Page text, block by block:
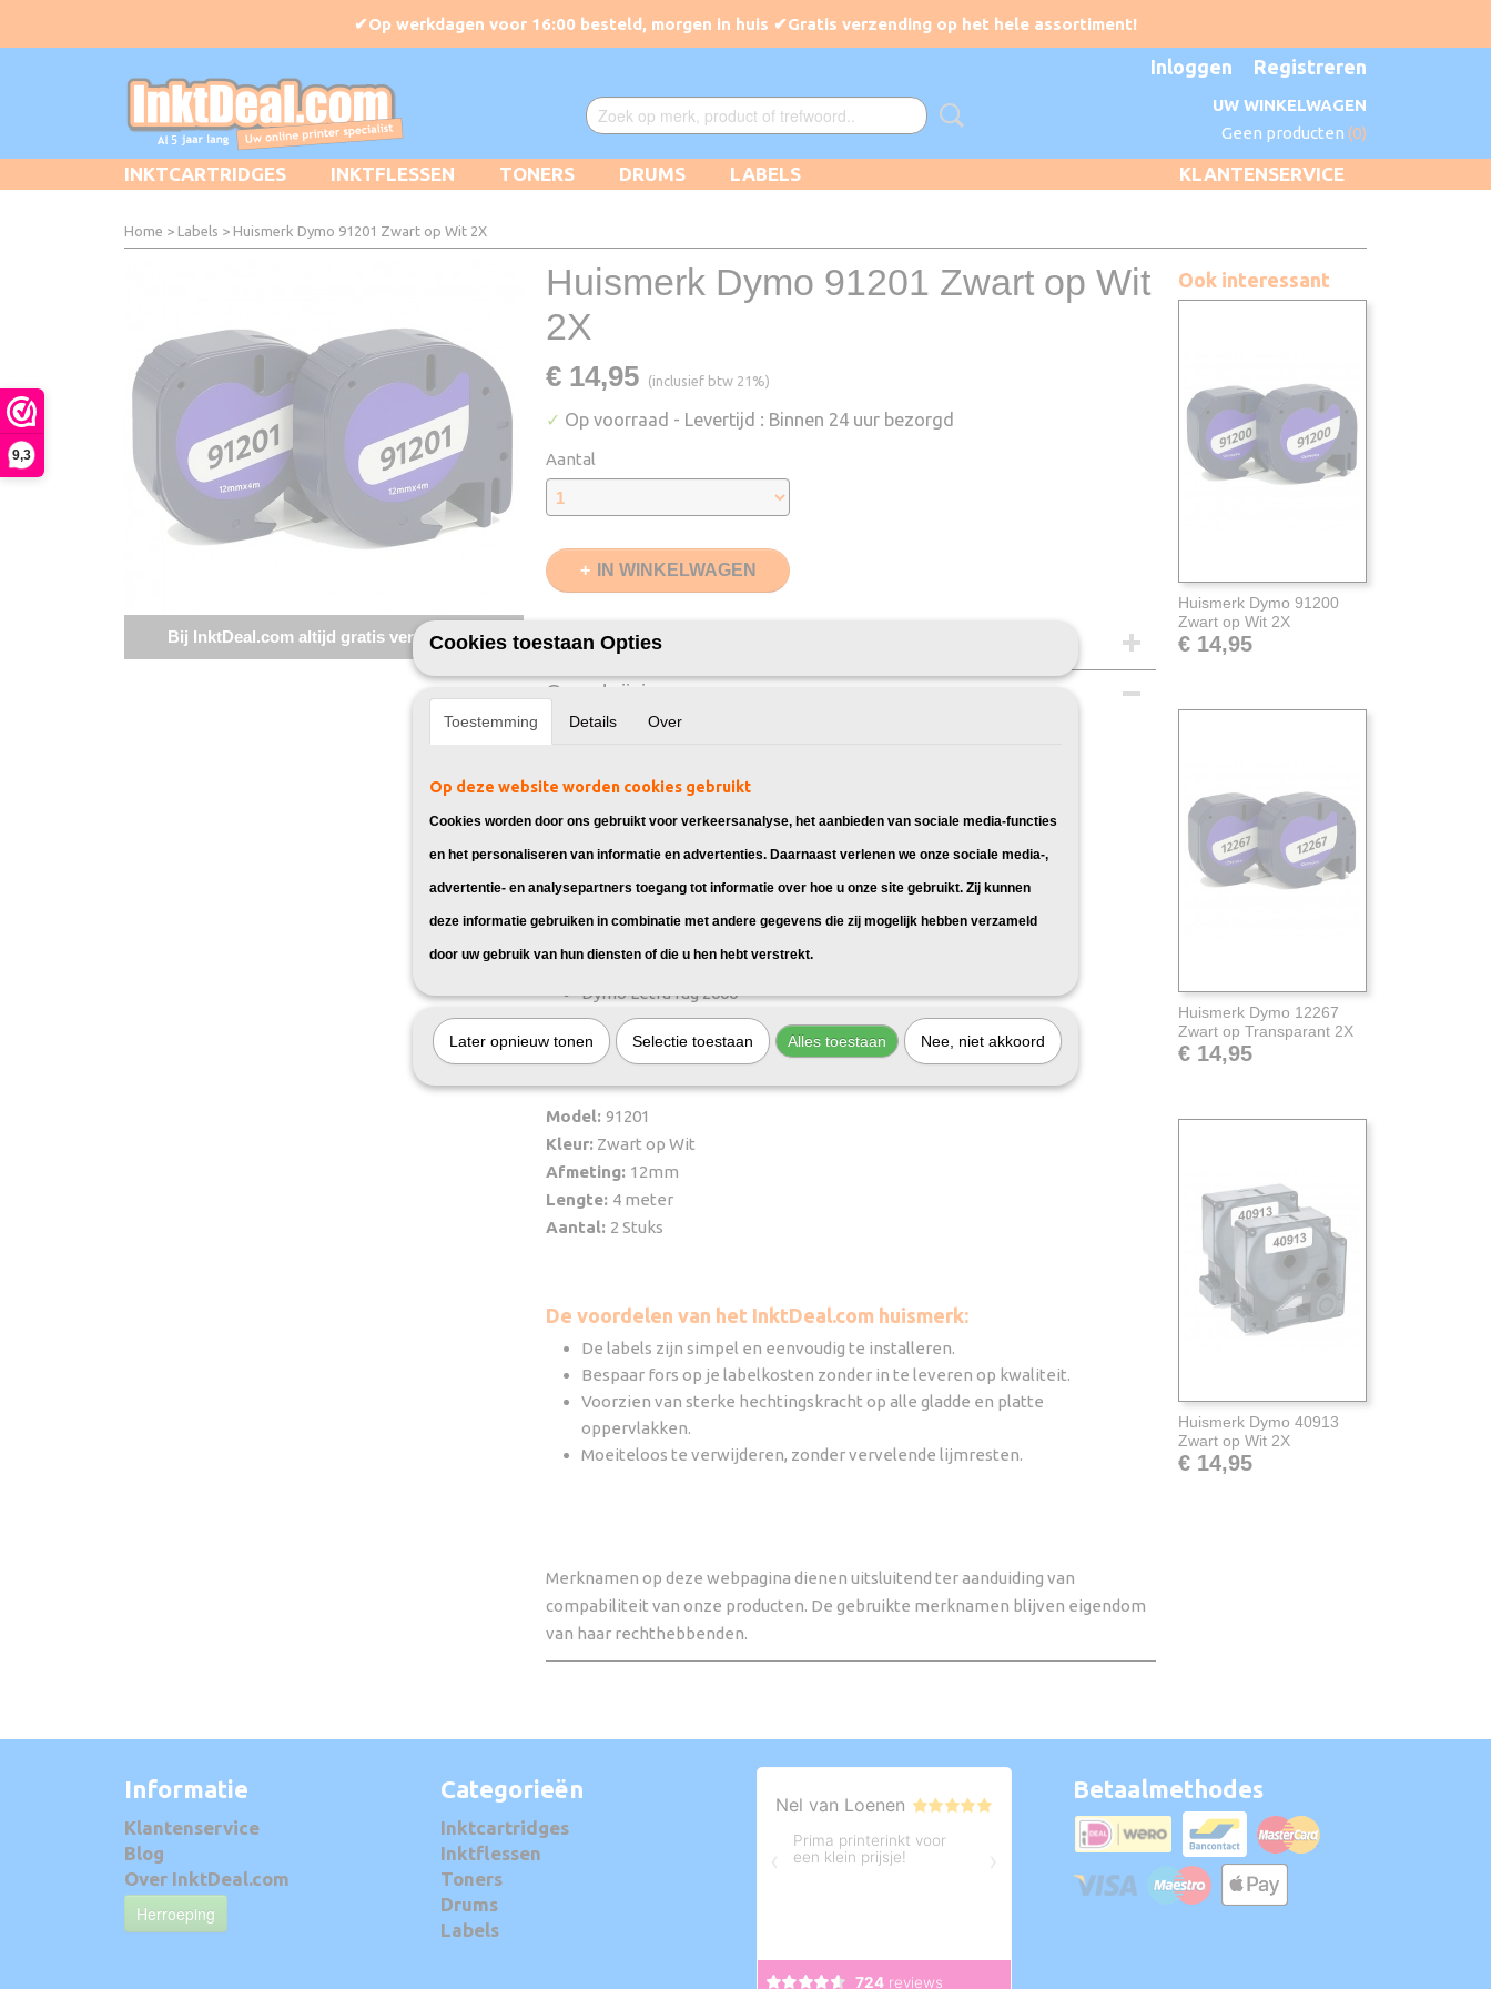
9,3
Inloggen Registreren
UW WINKELWAGEN
Geen producten (0)
KLANTENSERVICE
INKTCARTRIDGES INKTFLESSEN TONERS DRUMS LABELS
Home > Labels > Huismerk Dymo 91201 Zwart op Wit 2X
Bij InktDeal.com altijd gratis verzending!
Huismerk Dymo 91201 Zwart op Wit
2X
€ 14,95 (inclusief btw 21%)
✓ Op voorraad - Levertijd : Binnen 24 uur bezorgd
Aantal
IN WINKELWAGEN
Specificaties
EAN code
8720874661399
Model
Kleur
Aantal
Verzendmethode
Brievenbuspost
Omschrijving
Dymo LetraTag LT-100H
Dymo LetraTag LT-100H Plus
Dymo LetraTag LT-100T
Dymo LetraTag LT-100T Plus
Dymo LetraTag 2000
Dymo LetraTag QX50
Model: 91201
Kleur: Zwart op Wit
Afmeting: 12mm
Lengte: 4 meter
Aantal: 2 Stuks
De voordelen van het InktDeal.com huismerk:
De labels zijn simpel en eenvoudig te installeren.
Bespaar fors op je labelkosten zonder in te leveren op kwaliteit.
Voorzien van sterke hechtingskracht op alle gladde en platte
oppervlakken.
Moeiteloos te verwijderen, zonder vervelende lijmresten.
Merknamen op deze webpagina dienen uitsluitend ter aanduiding van
compabiliteit van onze producten. De gebruikte merknamen blijven eigendom
van haar rechthebbenden.
Ook interessant
Huismerk Dymo 91200
Zwart op Wit 2X
€ 14,95
Huismerk Dymo 12267
Zwart op Transparant 2X
€ 14,95
Huismerk Dymo 40913
Zwart op Wit 2X
€ 14,95
Informatie
Klantenservice
Blog
Over InktDeal.com
Herroeping
Categorieën
Inktcartridges
Inktflessen
Toners
Drums
Labels
Betaalmethodes
Cookies toestaan Opties
Toestemming Details Over
Op deze website worden cookies gebruikt
Cookies worden door ons gebruikt voor verkeersanalyse, het aanbieden van sociale media-functies
en het personaliseren van informatie en advertenties. Daarnaast verlenen we onze sociale media-,
advertentie- en analysepartners toegang tot informatie over hoe u onze site gebruikt. Zij kunnen
deze informatie gebruiken in combinatie met andere gegevens die zij mogelijk hebben verzameld
door uw gebruik van hun diensten of die u hen hebt verstrekt.
Later opnieuw tonen Selectie toestaan Alles toestaan Nee, niet akkoord